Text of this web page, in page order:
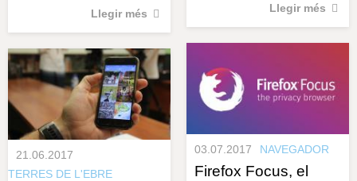
Llegir més
Llegir més
03.07.2017 NAVEGADOR
Firefox Focus, el
21.06.2017
TERRES DE L'EBRE